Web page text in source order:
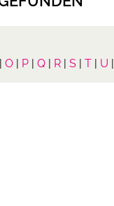
| O | P | Q | R | S | T | U |